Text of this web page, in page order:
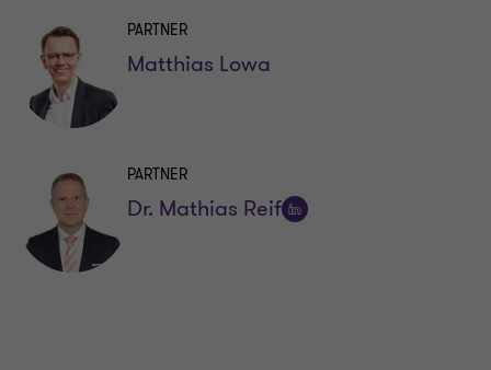
Matthias Lowa
PARTNER
Dr. Mathias Reif
PARTNER